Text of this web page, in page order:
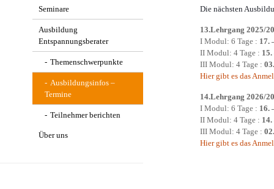
Die nächsten
13.Lehrgang 2025/
I Modul: 6 Tage : 17.
II Modul: 4 Tage :
III Modul: 4 Tage :
Hier gibt es das
14.Lehrgang 2026/
I Modul: 6 Tage : 16.
II Modul: 4 Tage :
III Modul: 4 Tage :
Hier gibt es das
Seminare
Erfahrungsberichte
Ausbildung
Entspannungsberater
Themenschwerpunkte
Ausbildungsinfos –
Termine
Teilnehmer berichten
Über uns